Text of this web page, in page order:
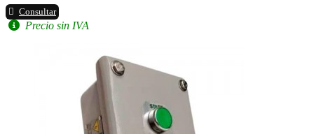
Consultar
Precio sin IVA